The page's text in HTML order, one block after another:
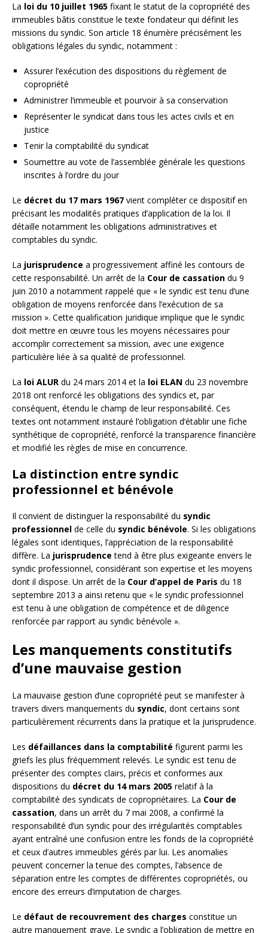
La loi du 10 juillet 1965 fixant le statut de la copropriété des
immeubles bâtis constitue le texte fondateur qui définit les
missions du syndic. Son article 18 énumère précisément les
obligations légales du syndic, notamment :
Assurer l’exécution des dispositions du règlement de
copropriété
Administrer l’immeuble et pourvoir à sa conservation
Représenter le syndicat dans tous les actes civils et en
justice
Tenir la comptabilité du syndicat
Soumettre au vote de l’assemblée générale les questions
inscrites à l’ordre du jour
Le décret du 17 mars 1967 vient compléter ce dispositif en
précisant les modalités pratiques d’application de la loi. Il
détaille notamment les obligations administratives et
comptables du syndic.
La jurisprudence a progressivement affiné les contours de
cette responsabilité. Un arrêt de la Cour de cassation du 9
juin 2010 a notamment rappelé que « le syndic est tenu d’une
obligation de moyens renforcée dans l’exécution de sa
mission ». Cette qualification juridique implique que le syndic
doit mettre en œuvre tous les moyens nécessaires pour
accomplir correctement sa mission, avec une exigence
particulière liée à sa qualité de professionnel.
La loi ALUR du 24 mars 2014 et la loi ELAN du 23 novembre
2018 ont renforcé les obligations des syndics et, par
conséquent, étendu le champ de leur responsabilité. Ces
textes ont notamment instauré l’obligation d’établir une fiche
synthétique de copropriété, renforcé la transparence financière
et modifié les règles de mise en concurrence.
La distinction entre syndic
professionnel et bénévole
Il convient de distinguer la responsabilité du syndic
professionnel de celle du syndic bénévole. Si les obligations
légales sont identiques, l’appréciation de la responsabilité
diffère. La jurisprudence tend à être plus exigeante envers le
syndic professionnel, considérant son expertise et les moyens
dont il dispose. Un arrêt de la Cour d’appel de Paris du 18
septembre 2013 a ainsi retenu que « le syndic professionnel
est tenu à une obligation de compétence et de diligence
renforcée par rapport au syndic bénévole ».
Les manquements constitutifs
d’une mauvaise gestion
La mauvaise gestion d’une copropriété peut se manifester à
travers divers manquements du syndic, dont certains sont
particulièrement récurrents dans la pratique et la jurisprudence.
Les défaillances dans la comptabilité figurent parmi les
griefs les plus fréquemment relevés. Le syndic est tenu de
présenter des comptes clairs, précis et conformes aux
dispositions du décret du 14 mars 2005 relatif à la
comptabilité des syndicats de copropriétaires. La Cour de
cassation, dans un arrêt du 7 mai 2008, a confirmé la
responsabilité d’un syndic pour des irrégularités comptables
ayant entraîné une confusion entre les fonds de la copropriété
et ceux d’autres immeubles gérés par lui. Les anomalies
peuvent concerner la tenue des comptes, l’absence de
séparation entre les comptes de différentes copropriétés, ou
encore des erreurs d’imputation de charges.
Le défaut de recouvrement des charges constitue un
autre manquement grave. Le syndic a l’obligation de mettre en